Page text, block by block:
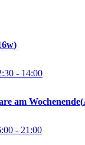
- 14:00
am Wochenende
- 21:00